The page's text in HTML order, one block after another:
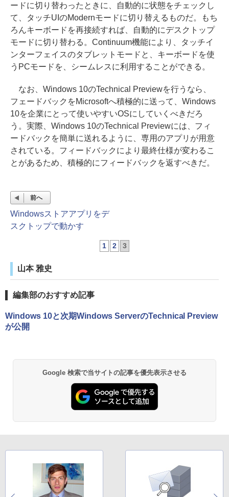
ードに切り替わったときに、自動的に状態をチェックし
て、タッチUIのModernモードに切り替えるものだ。もち
ろんキーボードを再接続すれば、自動的にデスクトップ
モードに切り替わる。Continuum機能により、タッチイ
ンターフェイスのタブレットモードと、キーボードを使
うPCモードを、シームレスに利用することができる。
なお、Windows 10のTechnical Previewを行うなら、
フェードバックをMicrosoftへ積極的に送って、Windows
10を企業にとって使いやすいOSにしていくべきだろ
う。実際、Windows 10のTechnical Previewには、フィ
ードバックを簡単に送れるように、専用のアプリが用意
されている。フィードバックにより最終仕様が変わるこ
とがあるため、積極的にフィードバックを返すべきだ。
前へ
Windowsストアアプリをデ
スクトップで動かす
1 2 3
山本 雅史
編集部のおすすめ記事
Windows 10と次期Windows ServerのTechnical Preview
が公開
Google 検索で当サイトの記事を優先表示させる